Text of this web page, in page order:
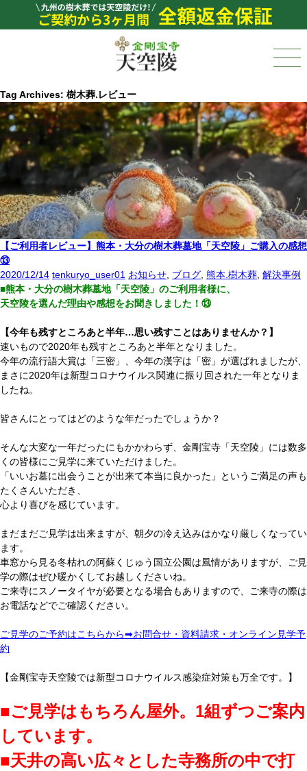
Tag Archives: 樹木葬.レビュー
【ご利用者レビュー】熊本・大分の樹木葬墓地「天空陵」ご購入の感想
⑬
2020/12/14 tenkuryo_user01 お知らせ, ブログ, 熊本.樹木葬, 解決事例
■熊本・大分の樹木葬墓地「天空陵」のご利用者様に、
天空陵を選んだ理由や感想をお聞きしました！⑬
【今年も残すところあと半年…思い残すことはありませんか？】
速いもので2020年も残すところあと半年となりました。
今年の流行語大賞は「三密」、今年の漢字は「密」が選ばれましたが、
まさに2020年は新型コロナウイルス関連に振り回された一年となりま
したね。
皆さんにとってはどのような年だったでしょうか？
そんな大変な一年だったにもかかわらず、金剛宝寺「天空陵」には数多
くの皆様にご見学に来ていただけました。
「いいお墓に出会うことが出来て本当に良かった」というご満足の声も
たくさんいただき、
心より喜びを感じています。
まだまだご見学は出来ますが、朝夕の冷え込みはかなり厳しくなってい
ます。
車窓から見る冬枯れの阿蘇くじゅう国立公園は風情がありますが、ご見
学の際はぜひ暖かくしてお越しくださいね。
ご来寺にスノータイヤが必要となる場合もありますので、ご来寺の際は
お電話などでご確認ください。
ご見学のご予約はこちらから➡お問合せ・資料請求・オンライン見学予
約
【金剛宝寺天空陵では新型コロナウイルス感染症対策も万全です。】
■ご見学はもちろん屋外。1組ずつご案内
しています。
■天井の高い広々とした寺務所の中で打